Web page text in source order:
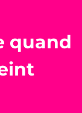
quand